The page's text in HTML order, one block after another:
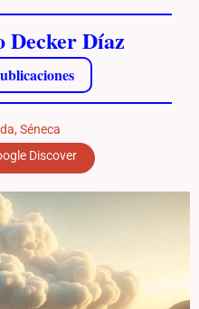
Decker Díaz
, Séneca
Discover